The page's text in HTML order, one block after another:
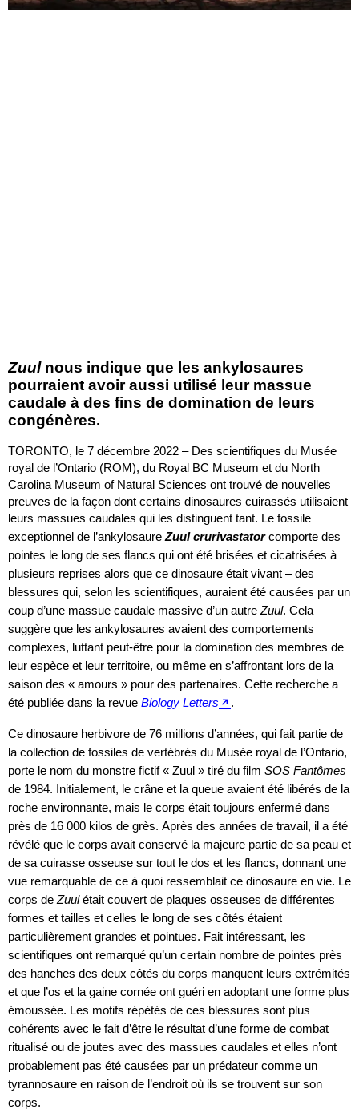
Zuul nous indique que les ankylosaures
pourraient avoir aussi utilisé leur massue
caudale à des fins de domination de leurs
congénères.
TORONTO, le 7 décembre 2022 – Des scientifiques du Musée
royal de l’Ontario (ROM), du Royal BC Museum et du North
Carolina Museum of Natural Sciences ont trouvé de nouvelles
preuves de la façon dont certains dinosaures cuirassés utilisaient
leurs massues caudales qui les distinguent tant. Le fossile
exceptionnel de l’ankylosaure Zuul crurivastator comporte des
pointes le long de ses flancs qui ont été brisées et cicatrisées à
plusieurs reprises alors que ce dinosaure était vivant – des
blessures qui, selon les scientifiques, auraient été causées par un
coup d’une massue caudale massive d’un autre Zuul. Cela
suggère que les ankylosaures avaient des comportements
complexes, luttant peut-être pour la domination des membres de
leur espèce et leur territoire, ou même en s’affrontant lors de la
saison des « amours » pour des partenaires. Cette recherche a
été publiée dans la revue Biology Letters .
Ce dinosaure herbivore de 76 millions d’années, qui fait partie de
la collection de fossiles de vertébrés du Musée royal de l’Ontario,
porte le nom du monstre fictif « Zuul » tiré du film SOS Fantômes
de 1984. Initialement, le crâne et la queue avaient été libérés de la
roche environnante, mais le corps était toujours enfermé dans
près de 16 000 kilos de grès. Après des années de travail, il a été
révélé que le corps avait conservé la majeure partie de sa peau et
de sa cuirasse osseuse sur tout le dos et les flancs, donnant une
vue remarquable de ce à quoi ressemblait ce dinosaure en vie. Le
corps de Zuulétait couvert de plaques osseuses de différentes
formes et tailles et celles le long de ses côtés étaient
particulièrement grandes et pointues. Fait intéressant, les
scientifiques ont remarqué qu’un certain nombre de pointes près
des hanches des deux côtés du corps manquent leurs extrémités
et que l’os et la gaine cornée ont guéri en adoptant une forme plus
émoussée. Les motifs répétés de ces blessures sont plus
cohérents avec le fait d’être le résultat d’une forme de combat
ritualisé ou de joutes avec des massues caudales et elles n’ont
probablement pas été causées par un prédateur comme un
tyrannosaure en raison de l’endroit où ils se trouvent sur son
corps.